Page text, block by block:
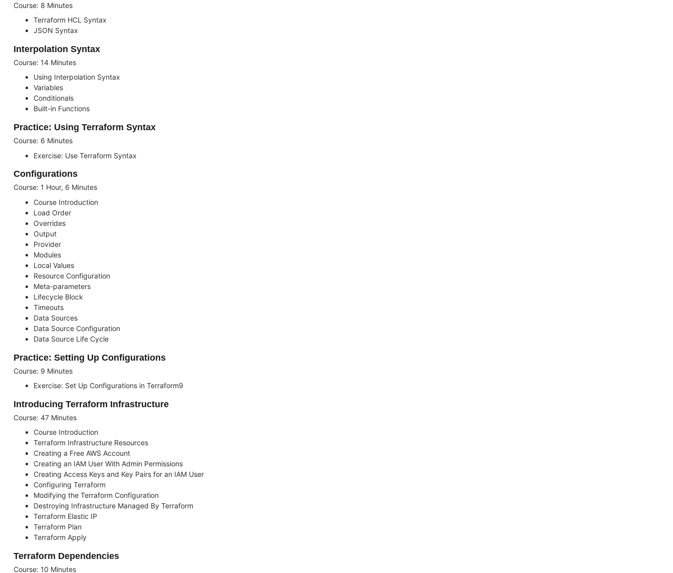
Course: 8 Minutes
Terraform HCL Syntax
JSON Syntax
Interpolation Syntax
Course: 14 Minutes
Using Interpolation Syntax
Variables
Conditionals
Built-in Functions
Practice: Using Terraform Syntax
Course: 6 Minutes
Exercise: Use Terraform Syntax
Configurations
Course: 1 Hour, 6 Minutes
Course Introduction
Load Order
Overrides
Output
Provider
Modules
Local Values
Resource Configuration
Meta-parameters
Lifecycle Block
Timeouts
Data Sources
Data Source Configuration
Data Source Life Cycle
Practice: Setting Up Configurations
Course: 9 Minutes
Exercise: Set Up Configurations in Terraform9
Introducing Terraform Infrastructure
Course: 47 Minutes
Course Introduction
Terraform Infrastructure Resources
Creating a Free AWS Account
Creating an IAM User With Admin Permissions
Creating Access Keys and Key Pairs for an IAM User
Configuring Terraform
Modifying the Terraform Configuration
Destroying Infrastructure Managed By Terraform
Terraform Elastic IP
Terraform Plan
Terraform Apply
Terraform Dependencies
Course: 10 Minutes